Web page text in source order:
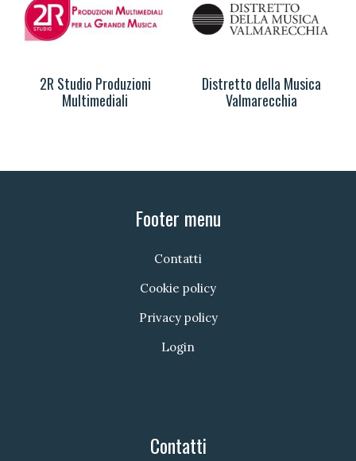
2R Studio Produzioni
Multimediali
Distretto della Musica
Valmarecchia
Footer menu
Contatti
Cookie policy
Privacy policy
Login
Contatti